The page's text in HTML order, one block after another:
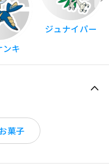
ンキ
ジュナイパー
菓子